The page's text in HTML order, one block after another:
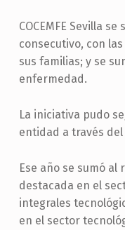
COCEMFE Sevilla
consecutivo, con
sus familias; y se
enfermedad.
La iniciativa pudo
entidad a través
Ese año se sumó al
destacada en el
integrales
en el sector